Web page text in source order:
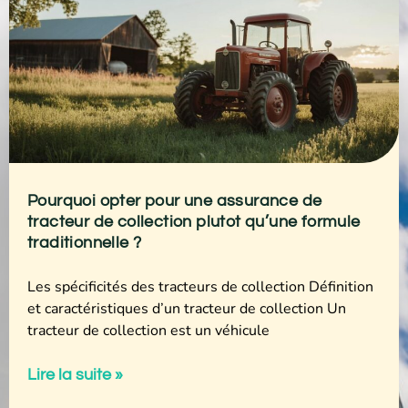
Pourquoi opter pour une assurance de
tracteur de collection plutot qu’une formule
traditionnelle ?
Les spécificités des tracteurs de collection Définition
et caractéristiques d’un tracteur de collection Un
tracteur de collection est un véhicule
Lire la suite »